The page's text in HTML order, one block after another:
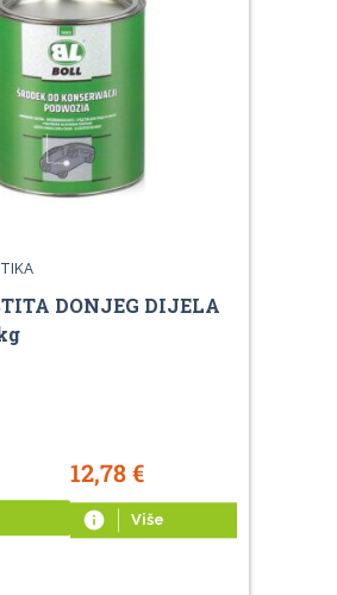
DONJEG DIJELA
12,78€
info Više